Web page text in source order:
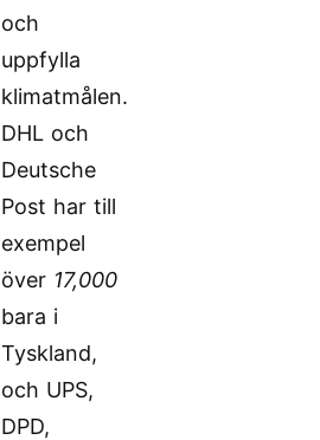
och
uppfylla
klimatmålen.
DHL och
Deutsche
Post har till
exempel
över 17,000
bara i
Tyskland,
och UPS,
DPD,